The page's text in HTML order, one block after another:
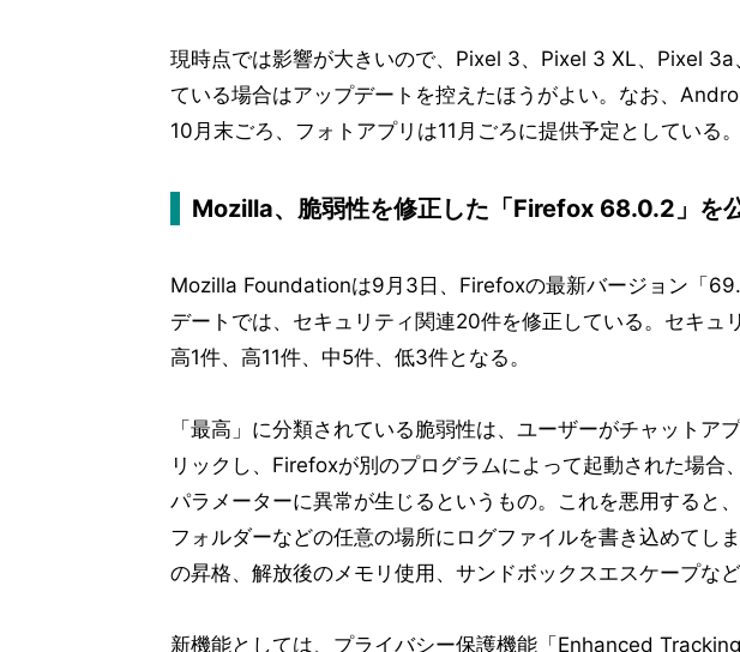
現時点では影響が大きいので、Pixel 3、Pixel 3 XL、Pixel
ている場合はアップデートを控えたほうがよい。なお、
10月末ごろ、フォトアプリは11月ごろに提供予定としている。
Mozilla、脆弱性を修正した「Firefox 68.0.2」を
Mozilla Foundationは9月3日、Firefoxの最新バージョン「
デートでは、セキュリティ関連20件を修正している。セキュ
高1件、高11件、中5件、低3件となる。
「最高」に分類されている脆弱性は、ユーザーがチャットア
リックし、Firefoxが別のプログラムによって起動された場合
パラメーターに異常が生じるというもの。これを悪用すると
フォルダーなどの任意の場所にログファイルを書き込めてし
の昇格、解放後のメモリ使用、サンドボックスエスケープなど
新機能としては、プライバシー保護機能「Enhanced